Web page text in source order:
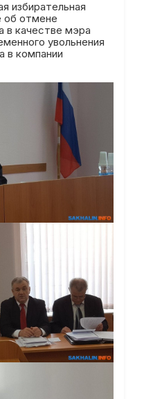
избирательная
об отмене
в качестве мэра
увольнения
в компании